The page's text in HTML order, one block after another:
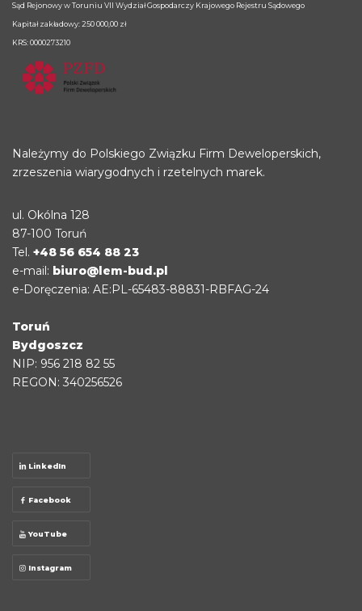
Sąd Rejonowy w Toruniu VII Wydział Gospodarczy Krajowego Rejestru Sądowego
Kapitał zakładowy: 250 000,00 zł
KRS: 0000273210
Należymy do Polskiego Związku Firm Deweloperskich,
zrzeszenia wiarygodnych i rzetelnych marek.
ul. Okólna 128
87-100 Toruń
Tel. +48 56 654 88 23
e-mail: biuro@lem-bud.pl
e-Doręczenia: AE:PL-65483-88831-RBFAG-24
Toruń
Bydgoszcz
NIP: 956 218 82 55
REGON: 340256526
LinkedIn
Facebook
YouTube
Instagram